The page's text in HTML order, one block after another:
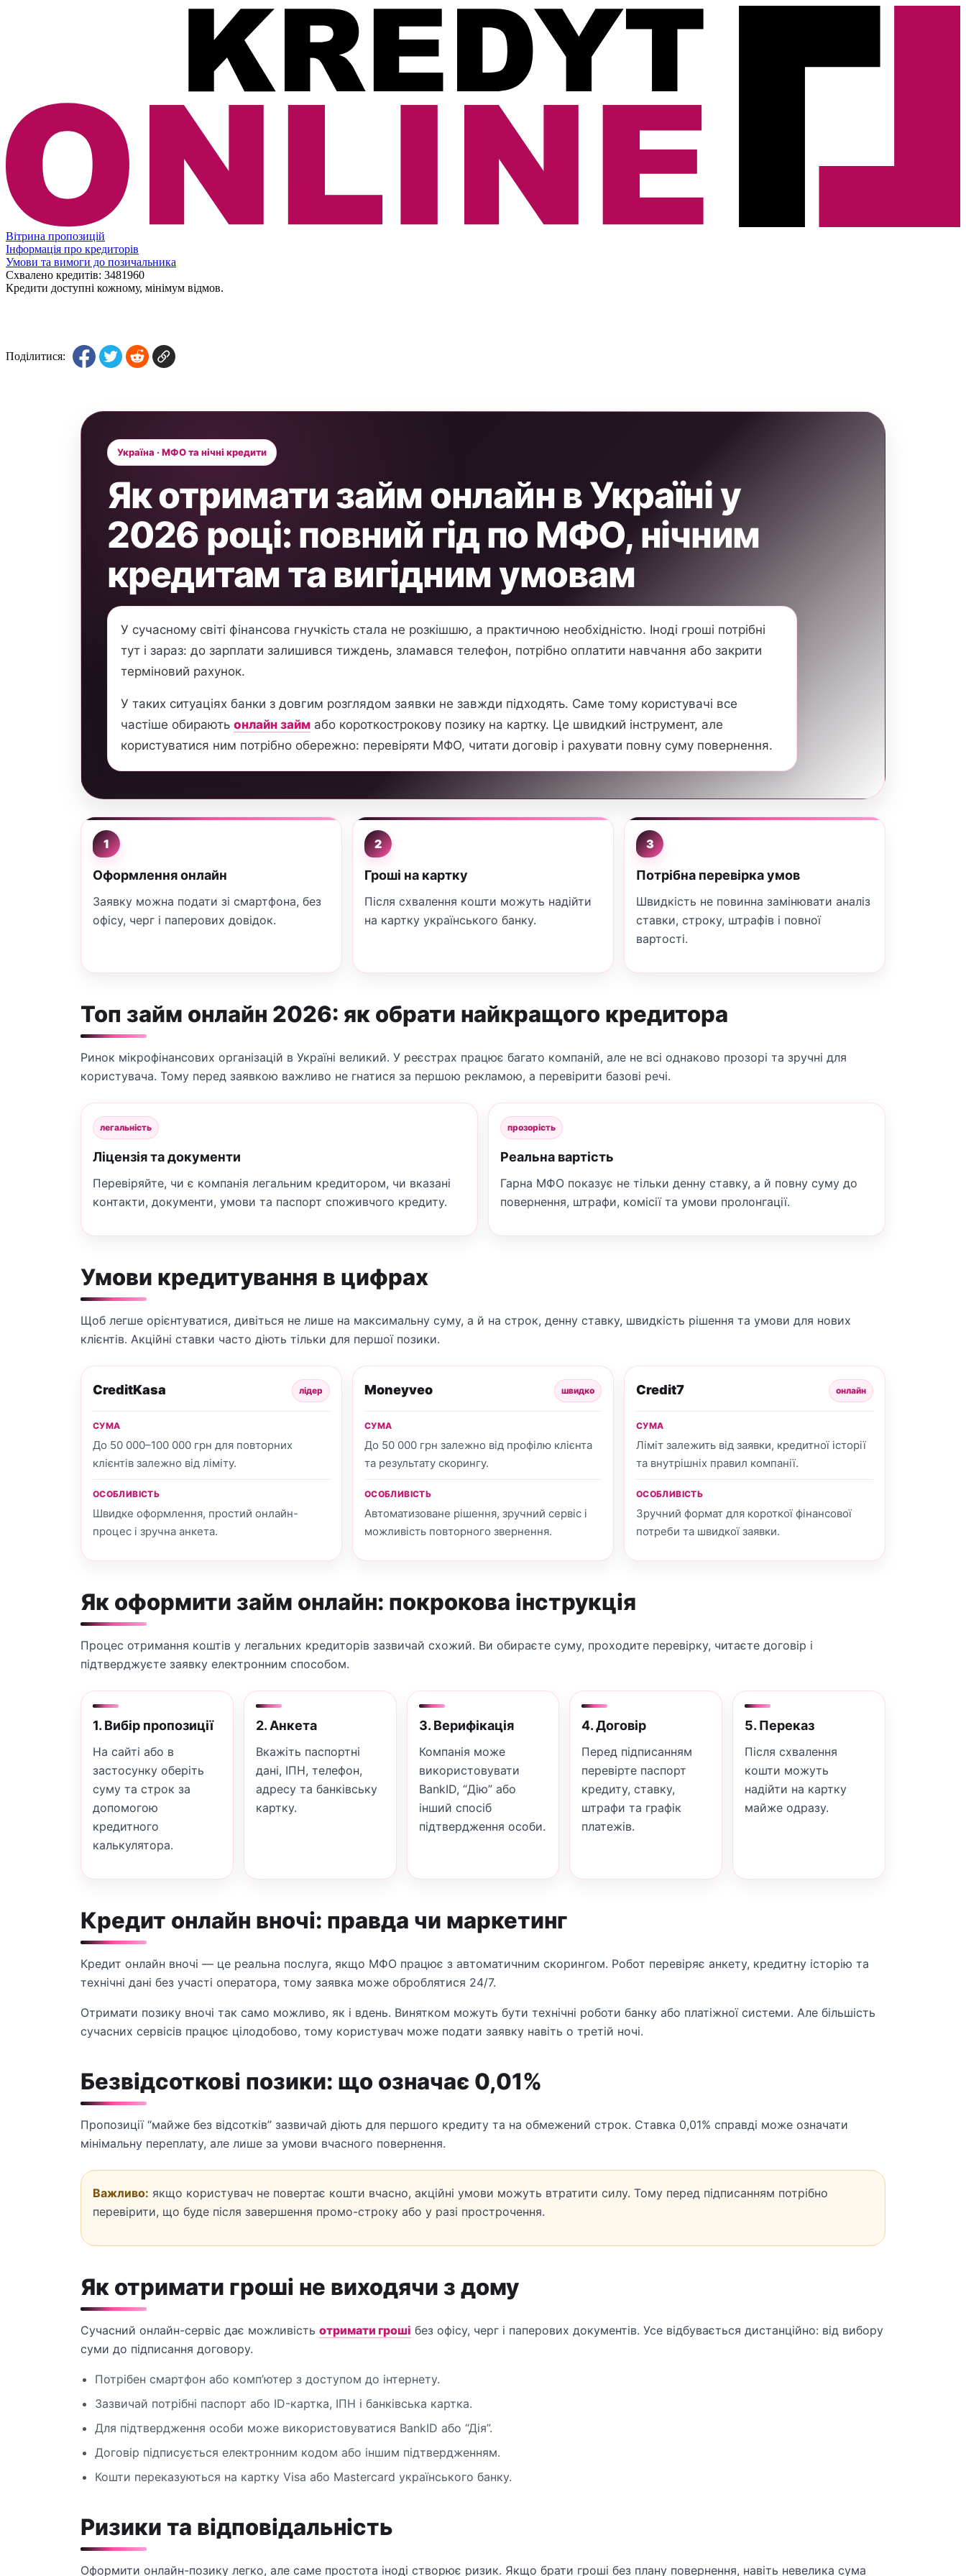
Вітрина пропозицій
Інформація про кредиторів
Умови та вимоги до позичальника
Схвалено кредитів: 3481960
Кредити доступні кожному, мінімум відмов.
Поділитися:
Україна · МФО та нічні кредити
Як отримати займ онлайн в Україні у
2026 році: повний гід по МФО, нічним
кредитам та вигідним умовам
У сучасному світі фінансова гнучкість стала не розкішшю, а практичною необхідністю. Іноді гроші потрібні
тут і зараз: до зарплати залишився тиждень, зламався телефон, потрібно оплатити навчання або закрити
терміновий рахунок.
У таких ситуаціях банки з довгим розглядом заявки не завжди підходять. Саме тому користувачі все
частіше обирають онлайн займ або короткострокову позику на картку. Це швидкий інструмент, але
користуватися ним потрібно обережно: перевіряти МФО, читати договір і рахувати повну суму повернення.
1
Оформлення онлайн
Заявку можна подати зі смартфона, без
офісу, черг і паперових довідок.
2
Гроші на картку
Після схвалення кошти можуть надійти
на картку українського банку.
3
Потрібна перевірка умов
Швидкість не повинна замінювати аналіз
ставки, строку, штрафів і повної
вартості.
Топ займ онлайн 2026: як обрати найкращого кредитора
Ринок мікрофінансових організацій в Україні великий. У реєстрах працює багато компаній, але не всі однаково прозорі та зручні для
користувача. Тому перед заявкою важливо не гнатися за першою рекламою, а перевірити базові речі.
легальність
Ліцензія та документи
Перевіряйте, чи є компанія легальним кредитором, чи вказані
контакти, документи, умови та паспорт споживчого кредиту.
прозорість
Реальна вартість
Гарна МФО показує не тільки денну ставку, а й повну суму до
повернення, штрафи, комісії та умови пролонгації.
Умови кредитування в цифрах
Щоб легше орієнтуватися, дивіться не лише на максимальну суму, а й на строк, денну ставку, швидкість рішення та умови для нових
клієнтів. Акційні ставки часто діють тільки для першої позики.
CreditKasa лідер
СУМА
До 50 000–100 000 грн для повторних
клієнтів залежно від ліміту.
ОСОБЛИВІСТЬ
Швидке оформлення, простий онлайн-
процес і зручна анкета.
Moneyveo швидко
СУМА
До 50 000 грн залежно від профілю клієнта
та результату скорингу.
ОСОБЛИВІСТЬ
Автоматизоване рішення, зручний сервіс і
можливість повторного звернення.
Credit7 онлайн
СУМА
Ліміт залежить від заявки, кредитної історії
та внутрішніх правил компанії.
ОСОБЛИВІСТЬ
Зручний формат для короткої фінансової
потреби та швидкої заявки.
Як оформити займ онлайн: покрокова інструкція
Процес отримання коштів у легальних кредиторів зазвичай схожий. Ви обираєте суму, проходите перевірку, читаєте договір і
підтверджуєте заявку електронним способом.
1. Вибір пропозиції
На сайті або в
застосунку оберіть
суму та строк за
допомогою
кредитного
калькулятора.
2. Анкета
Вкажіть паспортні
дані, ІПН, телефон,
адресу та банківську
картку.
3. Верифікація
Компанія може
використовувати
BankID, “Дію” або
інший спосіб
підтвердження особи.
4. Договір
Перед підписанням
перевірте паспорт
кредиту, ставку,
штрафи та графік
платежів.
5. Переказ
Після схвалення
кошти можуть
надійти на картку
майже одразу.
Кредит онлайн вночі: правда чи маркетинг
Кредит онлайн вночі — це реальна послуга, якщо МФО працює з автоматичним скорингом. Робот перевіряє анкету, кредитну історію та
технічні дані без участі оператора, тому заявка може оброблятися 24/7.
Отримати позику вночі так само можливо, як і вдень. Винятком можуть бути технічні роботи банку або платіжної системи. Але більшість
сучасних сервісів працює цілодобово, тому користувач може подати заявку навіть о третій ночі.
Безвідсоткові позики: що означає 0,01%
Пропозиції “майже без відсотків” зазвичай діють для першого кредиту та на обмежений строк. Ставка 0,01% справді може означати
мінімальну переплату, але лише за умови вчасного повернення.
Важливо: якщо користувач не повертає кошти вчасно, акційні умови можуть втратити силу. Тому перед підписанням потрібно
перевірити, що буде після завершення промо-строку або у разі прострочення.
Як отримати гроші не виходячи з дому
Сучасний онлайн-сервіс дає можливість отримати гроші без офісу, черг і паперових документів. Усе відбувається дистанційно: від вибору
суми до підписання договору.
Потрібен смартфон або комп’ютер з доступом до інтернету.
Зазвичай потрібні паспорт або ID-картка, ІПН і банківська картка.
Для підтвердження особи може використовуватися BankID або “Дія”.
Договір підписується електронним кодом або іншим підтвердженням.
Кошти переказуються на картку Visa або Mastercard українського банку.
Ризики та відповідальність
Оформити онлайн-позику легко, але саме простота іноді створює ризик. Якщо брати гроші без плану повернення, навіть невелика сума